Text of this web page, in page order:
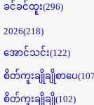
ခင်ခင်ထူး(296)
2026(218)
အောင်သင်း(122)
စိတ်ကူးချိုချိုစာပေ
စိတ်ကူးချိုချို(102)